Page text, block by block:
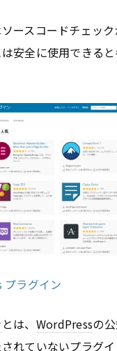
ースコードチェッ
安全に使用できる
ラグイン
とは、 WordPressの
れていないプラグ